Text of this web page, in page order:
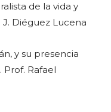
de la vida y
Diéguez Lucena
y su presencia
Prof. Rafael